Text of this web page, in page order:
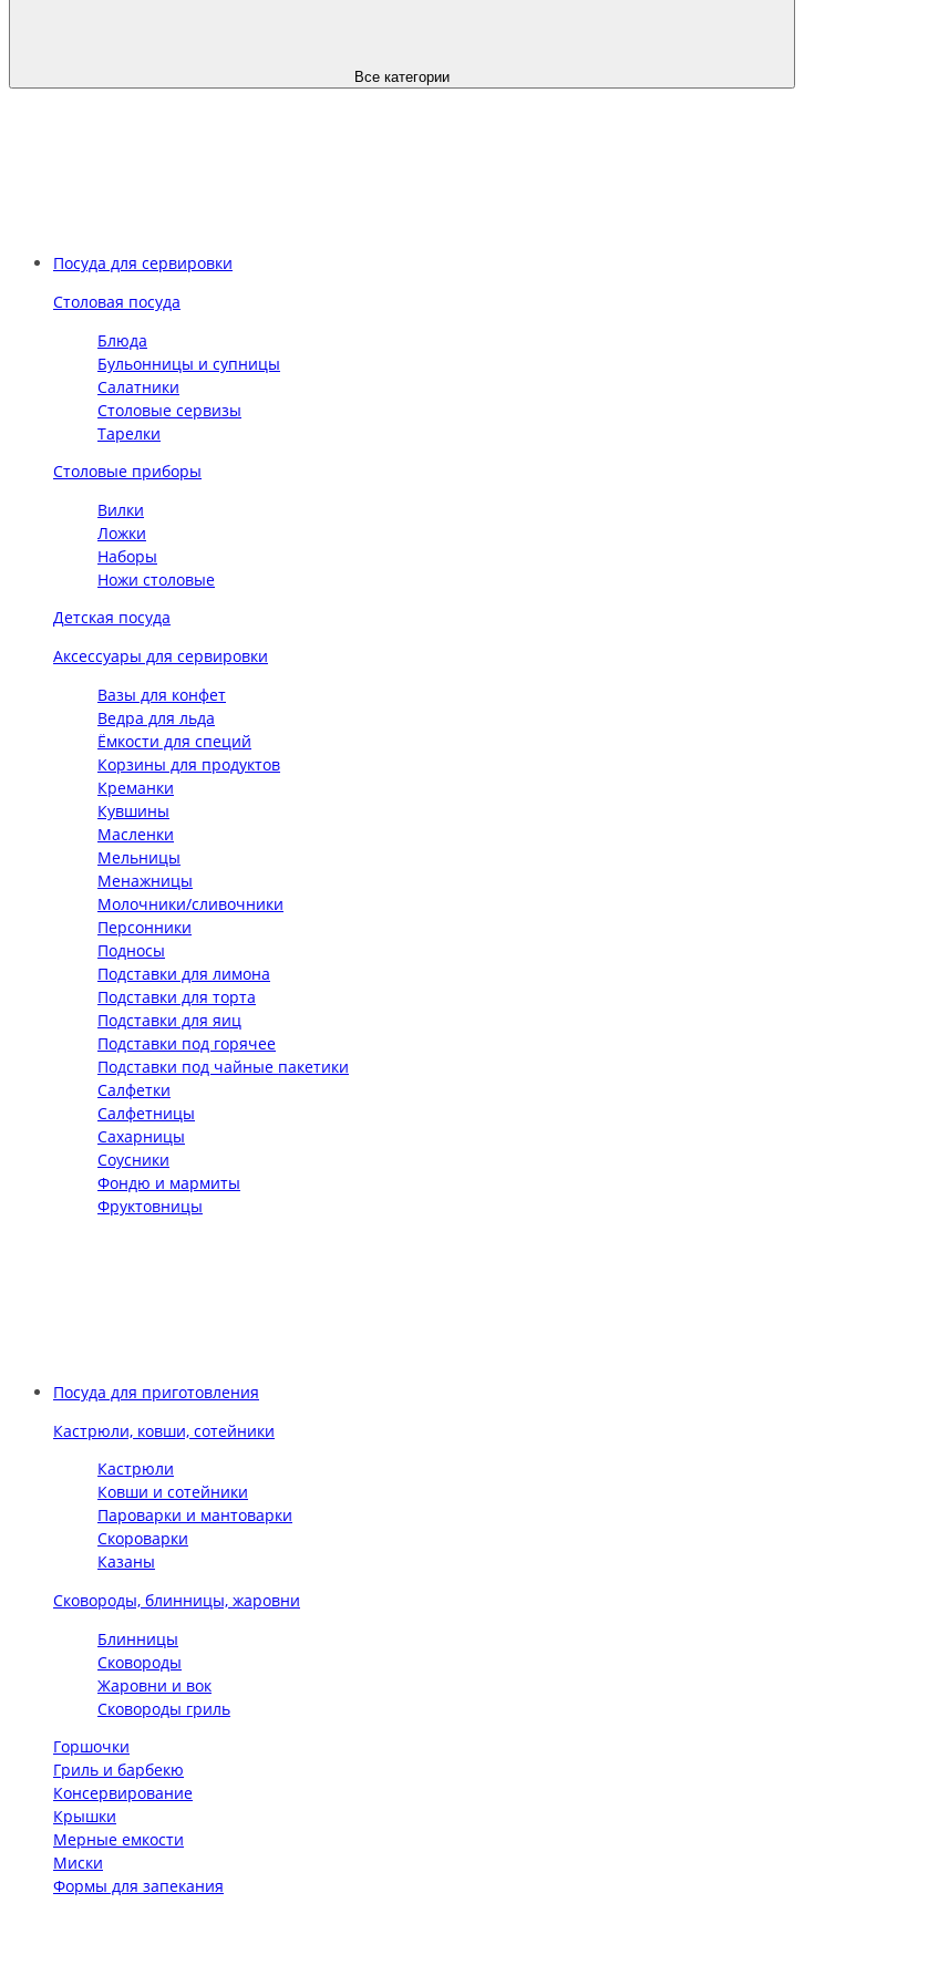
Все категории
Посуда для сервировки
Столовая посуда
Блюда
Бульонницы и супницы
Салатники
Столовые сервизы
Тарелки
Столовые приборы
Вилки
Ложки
Наборы
Ножи столовые
Детская посуда
Аксессуары для сервировки
Вазы для конфет
Ведра для льда
Ёмкости для специй
Корзины для продуктов
Креманки
Кувшины
Масленки
Мельницы
Менажницы
Молочники/сливочники
Персонники
Подносы
Подставки для лимона
Подставки для торта
Подставки для яиц
Подставки под горячее
Подставки под чайные пакетики
Салфетки
Салфетницы
Сахарницы
Соусники
Фондю и мармиты
Фруктовницы
Посуда для приготовления
Кастрюли, ковши, сотейники
Кастрюли
Ковши и сотейники
Пароварки и мантоварки
Скороварки
Казаны
Сковороды, блинницы, жаровни
Блинницы
Сковороды
Жаровни и вок
Сковороды гриль
Горшочки
Гриль и барбекю
Консервирование
Крышки
Мерные емкости
Миски
Формы для запекания